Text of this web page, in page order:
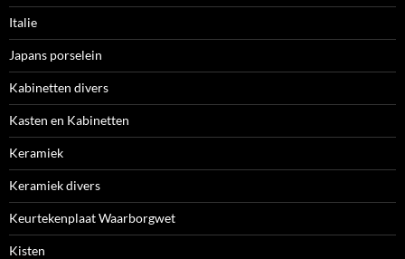
Italie
Japans porselein
Kabinetten divers
Kasten en Kabinetten
Keramiek
Keramiek divers
Keurtekenplaat Waarborgwet
Kisten